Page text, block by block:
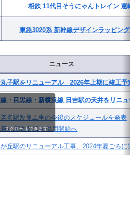
相鉄 11代目そうにゃんトレイン 運転
東急3020系 新幹線デザインラッピング
ニュース
子駅をリニューアル 2026年上期に竣工予定
・目黒線・新横浜線 日吉駅の天井をリニュ
名駅改良工事の今後のスケジュールを発表
期に新改札口を供用開始へ
丘駅のリニューアル工事、2024年夏ごろに
スクロールできます